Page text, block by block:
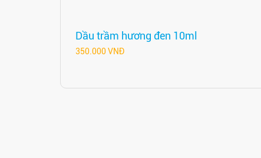
Dầu trầm hương đen 10ml
350.000 VNĐ